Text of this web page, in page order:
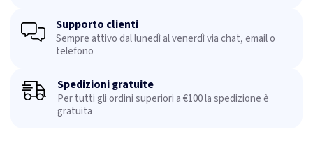
Supporto clienti
Sempre attivo dal lunedì al venerdì via chat, email o
telefono
Spedizioni gratuite
Per tutti gli ordini superiori a €100 la spedizione è
gratuita